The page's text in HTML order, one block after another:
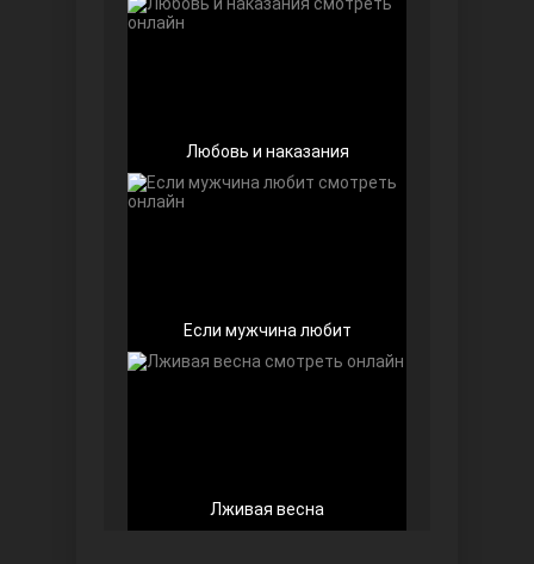
Семья
Любовь и наказания
Если мужчина любит
Лживая весна